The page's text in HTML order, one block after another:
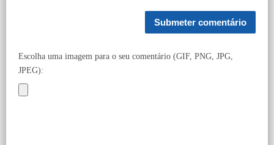
Escolha uma imagem para o seu comentário (GIF, PNG, JPG,
JPEG):